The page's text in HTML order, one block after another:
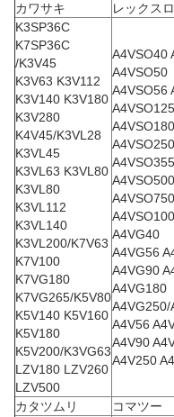
カワサキ
レックス
K3SP36C
K7SP36C
/K3V45
K3V63 K3V112
K3V140 K3V180
K3V280
K4V45/K3VL28
K3VL45
K3VL63 K3VL80
K3VL80
K3VL112
K3VL140
K3VL200/K7V63
K7V100
K7VG180
K7VG265/K5V80
K5V140 K5V160
K5V180
K5V200/K3VG63
LZV180 LZV260
LZV500
A4VSO40
A4VSO50
A4VSO56
A4VSO125
A4VSO180
A4VSO250
A4VSO355
A4VSO500
A4VSO750
A4VG40
A4VG56
A4VG90
A4VG180
A4VG250/
A4V56
A4V90
A4V250
カタツムリ コマツー